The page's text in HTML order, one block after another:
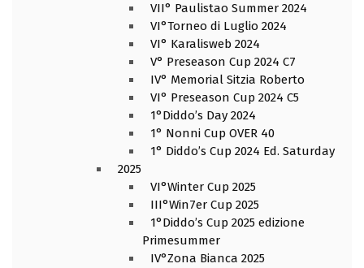
VII° Paulistao Summer 2024
VI°Torneo di Luglio 2024
VI° Karalisweb 2024
V° Preseason Cup 2024 C7
IV° Memorial Sitzia Roberto
VI° Preseason Cup 2024 C5
1°Diddo’s Day 2024
1° Nonni Cup OVER 40
1° Diddo’s Cup 2024 Ed. Saturday
2025
VI°Winter Cup 2025
III°Win7er Cup 2025
1°Diddo’s Cup 2025 edizione
Primesummer
IV°Zona Bianca 2025